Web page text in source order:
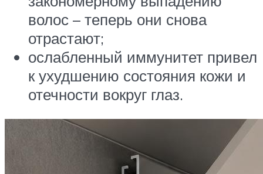
волос – теперь они снова
отрастают;
ослабленный иммунитет привел
к ухудшению состояния кожи и
отечности вокруг глаз.